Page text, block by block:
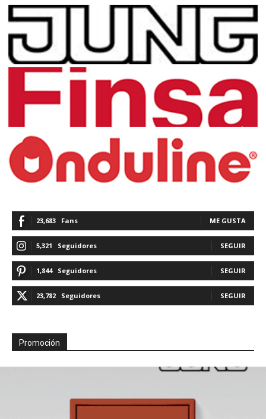
23,683 Fans ME GUSTA
5,321 Seguidores SEGUIR
1,844 Seguidores SEGUIR
23,782 Seguidores SEGUIR
Promoción